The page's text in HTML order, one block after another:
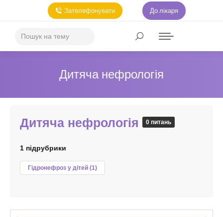
Зателефонувати До лікаря
Дитяча нефрологія
Дитяча нефрологія 0 питань
1 підрубрики
Гідронефроз у дітей (1)